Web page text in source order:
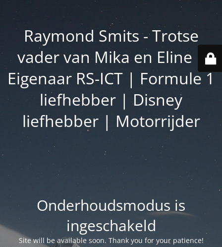
Raymond Smits - Trotse
vader van Mika en Eline |
Eigenaar RS-ICT | Formule 1
liefhebber | Disney
liefhebber | Motorrijder
Onderhoudsmodus is
ingeschakeld
Site will be available soon. Thank you for your patience!